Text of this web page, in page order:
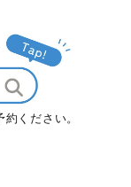
ください。